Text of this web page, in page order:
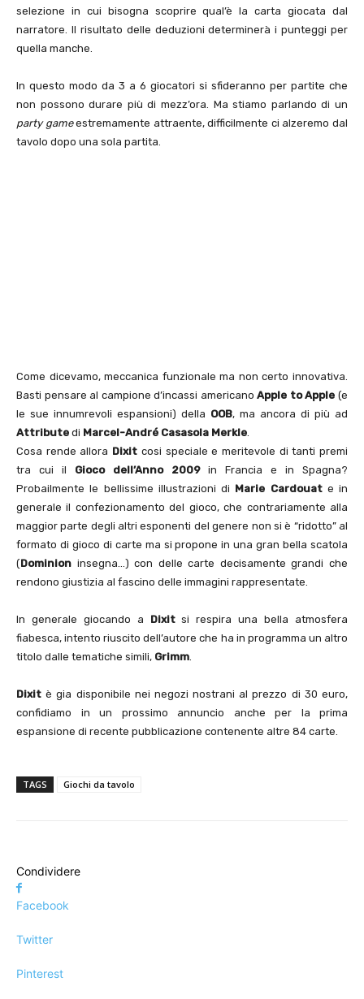
selezione in cui bisogna scoprire qual’è la carta giocata dal
narratore. Il risultato delle deduzioni determinerà i punteggi per
quella manche.
In questo modo da 3 a 6 giocatori si sfideranno per partite che
non possono durare più di mezz’ora. Ma stiamo parlando di un
party gameestremamente attraente, difficilmente ci alzeremo dal
tavolo dopo una sola partita.
Come dicevamo, meccanica funzionale ma non certo innovativa.
Basti pensare al campione d’incassi americanoApple to Apple (e
le sue innumrevoli espansioni) della OOB, ma ancora di più ad
Attribute di Marcel-André Casasola Merkle.
Cosa rende allora Dixit cosi speciale e meritevole di tanti premi
tra cui il Gioco dell’Anno 2009in Francia e in Spagna?
Probailmente le bellissime illustrazioni di Marie Cardouate in
generale il confezionamento del gioco, che contrariamente alla
maggior parte degli altri esponenti del genere non si è “ridotto” al
formato di gioco di carte ma si propone in una gran bella scatola
(Dominion insegna…) con delle carte decisamente grandi che
rendono giustizia al fascino delle immagini rappresentate.
In generale giocando a Dixitsi respira una bella atmosfera
fiabesca, intento riuscito dell’autore che ha in programma un altro
titolo dalle tematiche simili, Grimm.
Dixit è gia disponibile nei negozi nostrani al prezzo di 30 euro,
confidiamo in un prossimo annuncio anche per la prima
espansione di recente pubblicazione contenente altre 84 carte.
TAGS Giochi da tavolo
Condividere
Facebook
Twitter
Pinterest